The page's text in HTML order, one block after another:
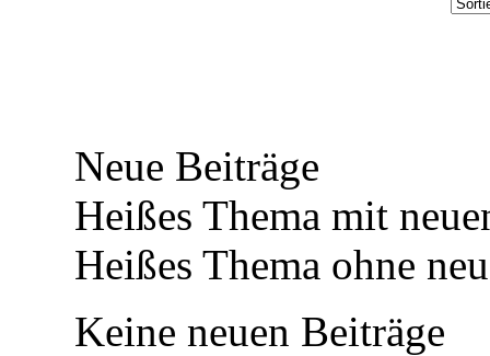
Neue Beiträge
Heißes Thema mit
Heißes Thema ohne
Keine neuen Beiträge